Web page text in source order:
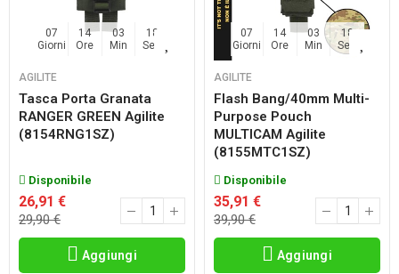
07
Giorni
14
Ore
03
Min
17
Sec
AGILITE
Tasca Porta Granata
RANGER GREEN Agilite
(8154RNG1SZ)
Disponibile
26,91 €
29,90 €
Aggiungi
07
Giorni
14
Ore
03
Min
17
Sec
AGILITE
Flash Bang/40mm Multi-
Purpose Pouch
MULTICAM Agilite
(8155MTC1SZ)
Disponibile
35,91 €
39,90 €
Aggiungi